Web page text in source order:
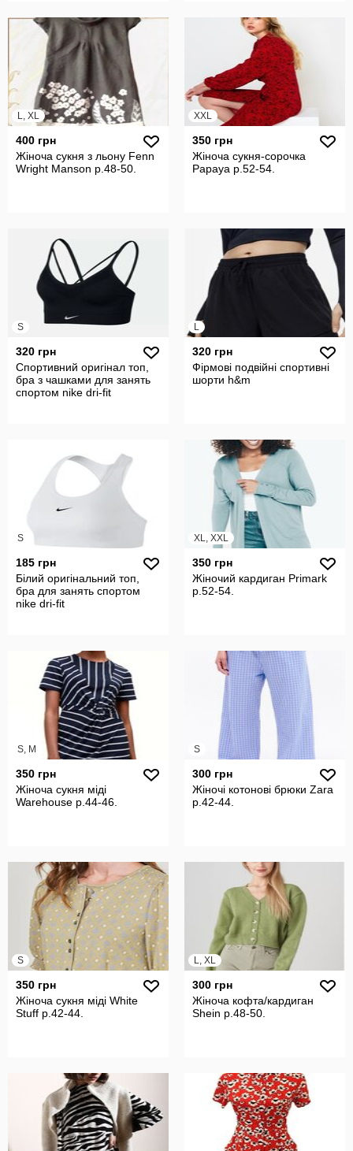
L, XL
400 грн
Жіноча сукня з льону Fenn
Wright Manson р.48-50.
XXL
350 грн
Жіноча сукня-сорочка
Papaya р.52-54.
S
320 грн
Спортивний оригінал топ,
бра з чашками для занять
спортом nike dri-fit
L
320 грн
Фірмові подвійні спортивні
шорти h&m
S
185 грн
Білий оригінальний топ,
бра для занять спортом
nike dri-fit
XL, XXL
350 грн
Жіночий кардиган Primark
р.52-54.
S, M
350 грн
Жіноча сукня міді
Warehouse р.44-46.
S
300 грн
Жіночі котонові брюки Zara
р.42-44.
S
350 грн
Жіноча сукня міді White
Stuff р.42-44.
L, XL
300 грн
Жіноча кофта/кардиган
Shein р.48-50.